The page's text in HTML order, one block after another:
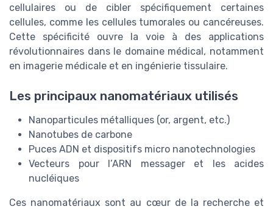
cellulaires ou de cibler spécifiquement certaines
cellules, comme les cellules tumorales ou cancéreuses.
Cette spécificité ouvre la voie à des applications
révolutionnaires dans le domaine médical, notamment
en imagerie médicale et en ingénierie tissulaire.
Les principaux nanomatériaux utilisés
Nanoparticules métalliques (or, argent, etc.)
Nanotubes de carbone
Puces ADN et dispositifs micro nanotechnologies
Vecteurs pour l’ARN messager et les acides
nucléiques
Ces nanomatériaux sont au cœur de la recherche et